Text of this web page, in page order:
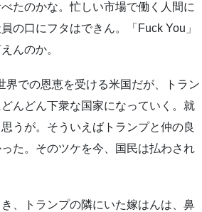
たのかな。忙しい市場で働く人間に
の口にフタはできん。「Fuck You」
んのか。
での恩恵を受ける米国だが、トラン
んどん下衆な国家になっていく。就
うが。そういえばトランプと仲の良
た。そのツケを今、国民は払わされ
、トランプの隣にいた嫁はんは、鼻